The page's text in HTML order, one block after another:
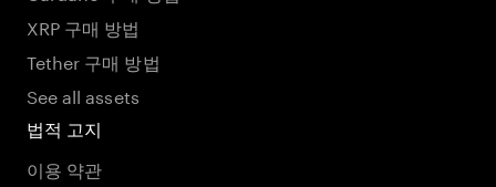
XRP 구매 방법
Tether 구매 방법
See all assets
법적 고지
이용 약관